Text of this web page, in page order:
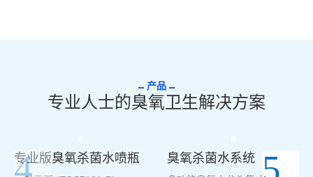
产品
专业人士的臭氧卫生解决方案
专业版臭氧杀菌水喷瓶 臭氧杀菌水系统